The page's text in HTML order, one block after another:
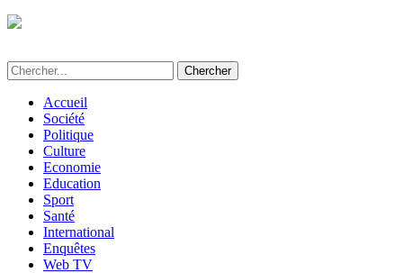
Accueil
Société
Politique
Culture
Economie
Education
Sport
Santé
International
Enquêtes
Web TV